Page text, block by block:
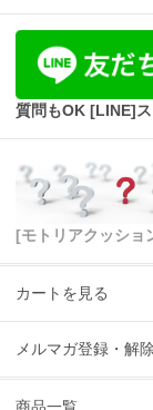
質問もOK [LINE]
[モトリアクッシ
カートを見る
メルマガ登録・解除